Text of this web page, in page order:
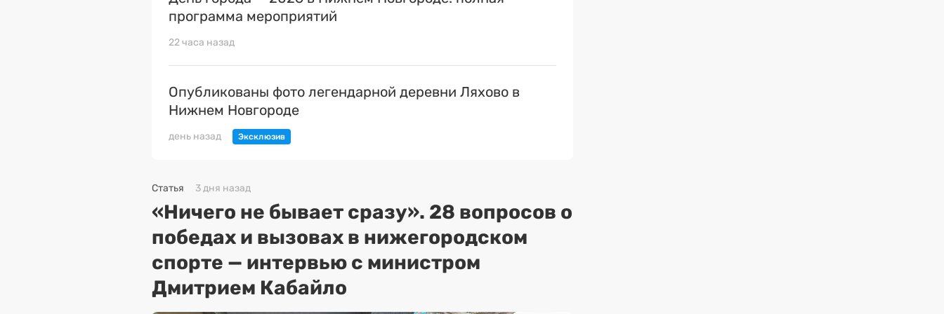
программа мероприятий
22 часа назад
Опубликованы фото легендарной деревни Ляхово в
Нижнем Новгороде
день назад
Статья 3 дня назад
«Ничего не бывает сразу». 28 вопросов о
победах и вызовах в нижегородском
спорте — интервью с министром
Дмитрием Кабайло